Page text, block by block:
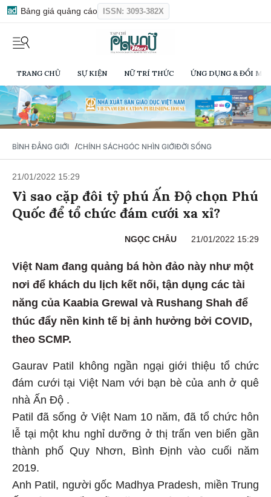
Bảng giá quảng cáo ISSN: 3093-382X
TRANG CHỦ SỰ KIỆN NỮ TRÍ THỨC ỨNG DỤNG & ĐỔI
BÌNH ĐẲNG GIỚI /CHÍNH SÁCHGÓC NHÌN GIỚIĐỜI SỐNG
21/01/2022 15:29
Vì sao cặp đôi tỷ phú Ấn Độ chọn Phú
Quốc để tổ chức đám cưới xa xỉ?
NGỌC CHÂU 21/01/2022 15:29
Việt Nam đang quảng bá hòn đảo này như một
nơi để khách du lịch kết nối, tận dụng các tài
năng của Kaabia Grewal và Rushang Shah để
thúc đẩy nền kinh tế bị ảnh hưởng bởi COVID,
theo SCMP.
Gaurav Patil không ngần ngại giới thiệu tổ chức
đám cưới tại Việt Nam với bạn bè của anh ở quê
nhà Ấn Độ .
Patil đã sống ở Việt Nam 10 năm, đã tổ chức hôn
lễ tại một khu nghỉ dưỡng ở thị trấn ven biển gần
thành phố Quy Nhơn, Bình Định vào cuối năm
2019.
Anh Patil, người gốc Madhya Pradesh, miền Trung